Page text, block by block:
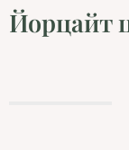
Йорцайт